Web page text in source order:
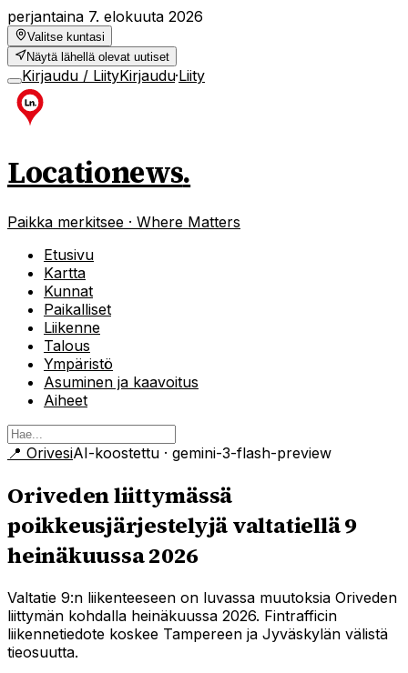
perjantaina 7. elokuuta 2026
Valitse kuntasi
Näytä lähellä olevat uutiset
Kirjaudu / LiityKirjaudu·Liity
Locationews.
Paikka merkitsee · Where Matters
Etusivu
Kartta
Kunnat
Paikalliset
Liikenne
Talous
Ympäristö
Asuminen ja kaavoitus
Aiheet
📍 OrivesiAI-koostettu · gemini-3-flash-preview
Oriveden liittymässä
poikkeusjärjestelyjä valtatiellä 9
heinäkuussa 2026
Valtatie 9:n liikenteeseen on luvassa muutoksia Oriveden
liittymän kohdalla heinäkuussa 2026. Fintrafficin
liikennetiedote koskee Tampereen ja Jyväskylän välistä
tieosuutta.